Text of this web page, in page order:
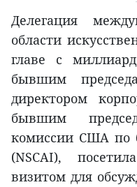
Делегация
области
главе с
бывшим
директором
бывшим
комиссии США по
(NSCAI),
визитом для